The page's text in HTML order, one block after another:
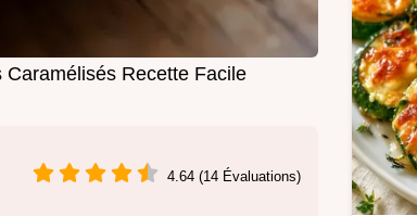
Recette Facile
4.64 (14 Évaluations)